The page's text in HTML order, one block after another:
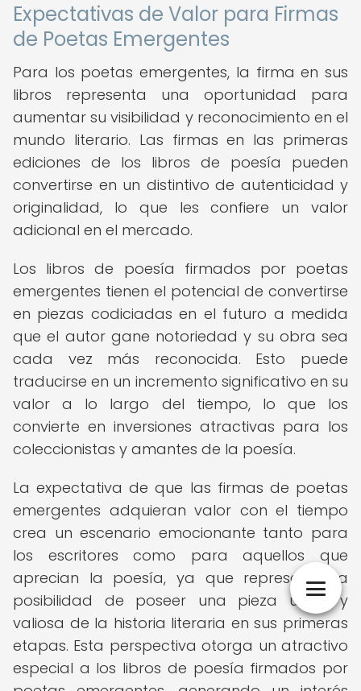
Expectativas de Valor para Firmas
de Poetas Emergentes
Para los poetas emergentes, la firma en sus
libros representa una oportunidad para
aumentar su visibilidad y reconocimiento en el
mundo literario. Las firmas en las primeras
ediciones de los libros de poesía pueden
convertirse en un distintivo de autenticidad y
originalidad, lo que les confiere un valor
adicional en el mercado.
Los libros de poesía firmados por poetas
emergentes tienen el potencial de convertirse
en piezas codiciadas en el futuro a medida
que el autor gane notoriedad y su obra sea
cada vez más reconocida. Esto puede
traducirse en un incremento significativo en su
valor a lo largo del tiempo, lo que los
convierte en inversiones atractivas para los
coleccionistas y amantes de la poesía.
La expectativa de que las firmas de poetas
emergentes adquieran valor con el tiempo
crea un escenario emocionante tanto para
los escritores como para aquellos que
aprecian la poesía, ya que representa la
posibilidad de poseer una pieza única y
valiosa de la historia literaria en sus primeras
etapas. Esta perspectiva otorga un atractivo
especial a los libros de poesía firmados por